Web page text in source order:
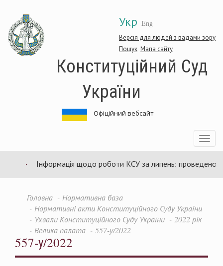
основного
матеріалу
Укр Eng
Версія для людей з вадами зору
Пошук Мапа сайту
Конституційний Суд
України
Офіційний вебсайт
Toggle
Інформація щодо роботи КСУ за липень: проведено 94
Головна
Нормативна база
Нормативні акти Конституційного Суду України
Ухвали Конституційного Суду України
2022 рік
Велика палата
557-у/2022
557-у/2022